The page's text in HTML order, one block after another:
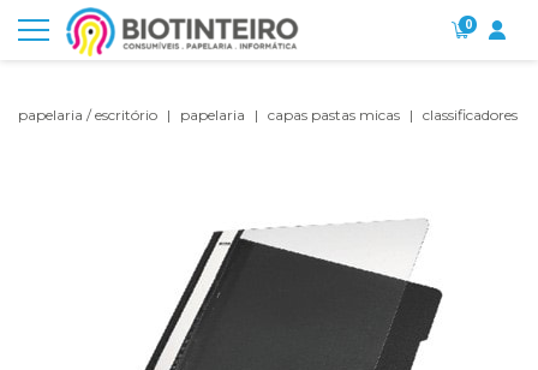
0
papelaria / escritório papelaria capas pastas micas classificadores